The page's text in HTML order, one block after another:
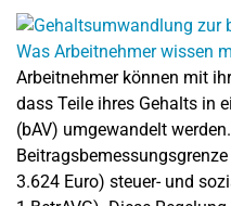
Arbeitnehmer können mit
dass Teile ihres Gehalts in
(bAV) umgewandelt
3.624 Euro) steuer- und